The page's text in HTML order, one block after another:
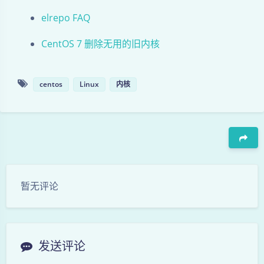
elrepo FAQ
CentOS 7 删除无用的旧内核
centos Linux 内核
暂无评论
发送评论